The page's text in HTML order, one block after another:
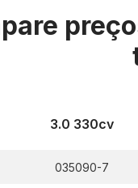
3.0 330cv
035090-7